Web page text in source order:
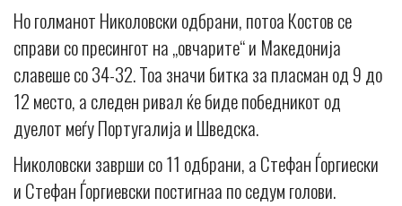
Но голманот Николовски одбрани, потоа Костов се
справи со пресингот на „овчарите“ и Македонија
славеше со 34-32. Тоа значи битка за пласман од 9 до
12 место, а следен ривал ќе биде победникот од
дуелот меѓу Португалија и Шведска.
Николовски заврши со 11 одбрани, а Стефан Ѓоргиески
и Стефан Ѓоргиевски постигнаа по седум голови.